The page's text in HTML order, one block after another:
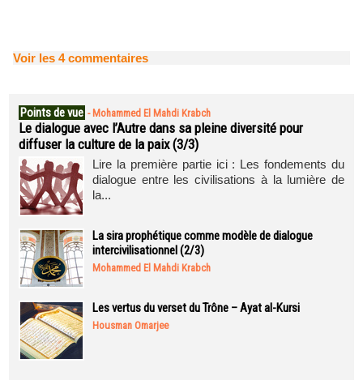
Voir les 4commentaires
Points de vue - Mohammed El Mahdi Krabch
Le dialogue avec l’Autre dans sa pleine diversité pour
diffuser la culture de la paix (3/3)
Lire la première partie ici : Les fondements du
dialogue entre les civilisations à la lumière de
la...
La sira prophétique comme modèle de dialogue
intercivilisationnel (2/3)
Mohammed El Mahdi Krabch
Les vertus du verset du Trône – Ayat al-Kursi
Housman Omarjee